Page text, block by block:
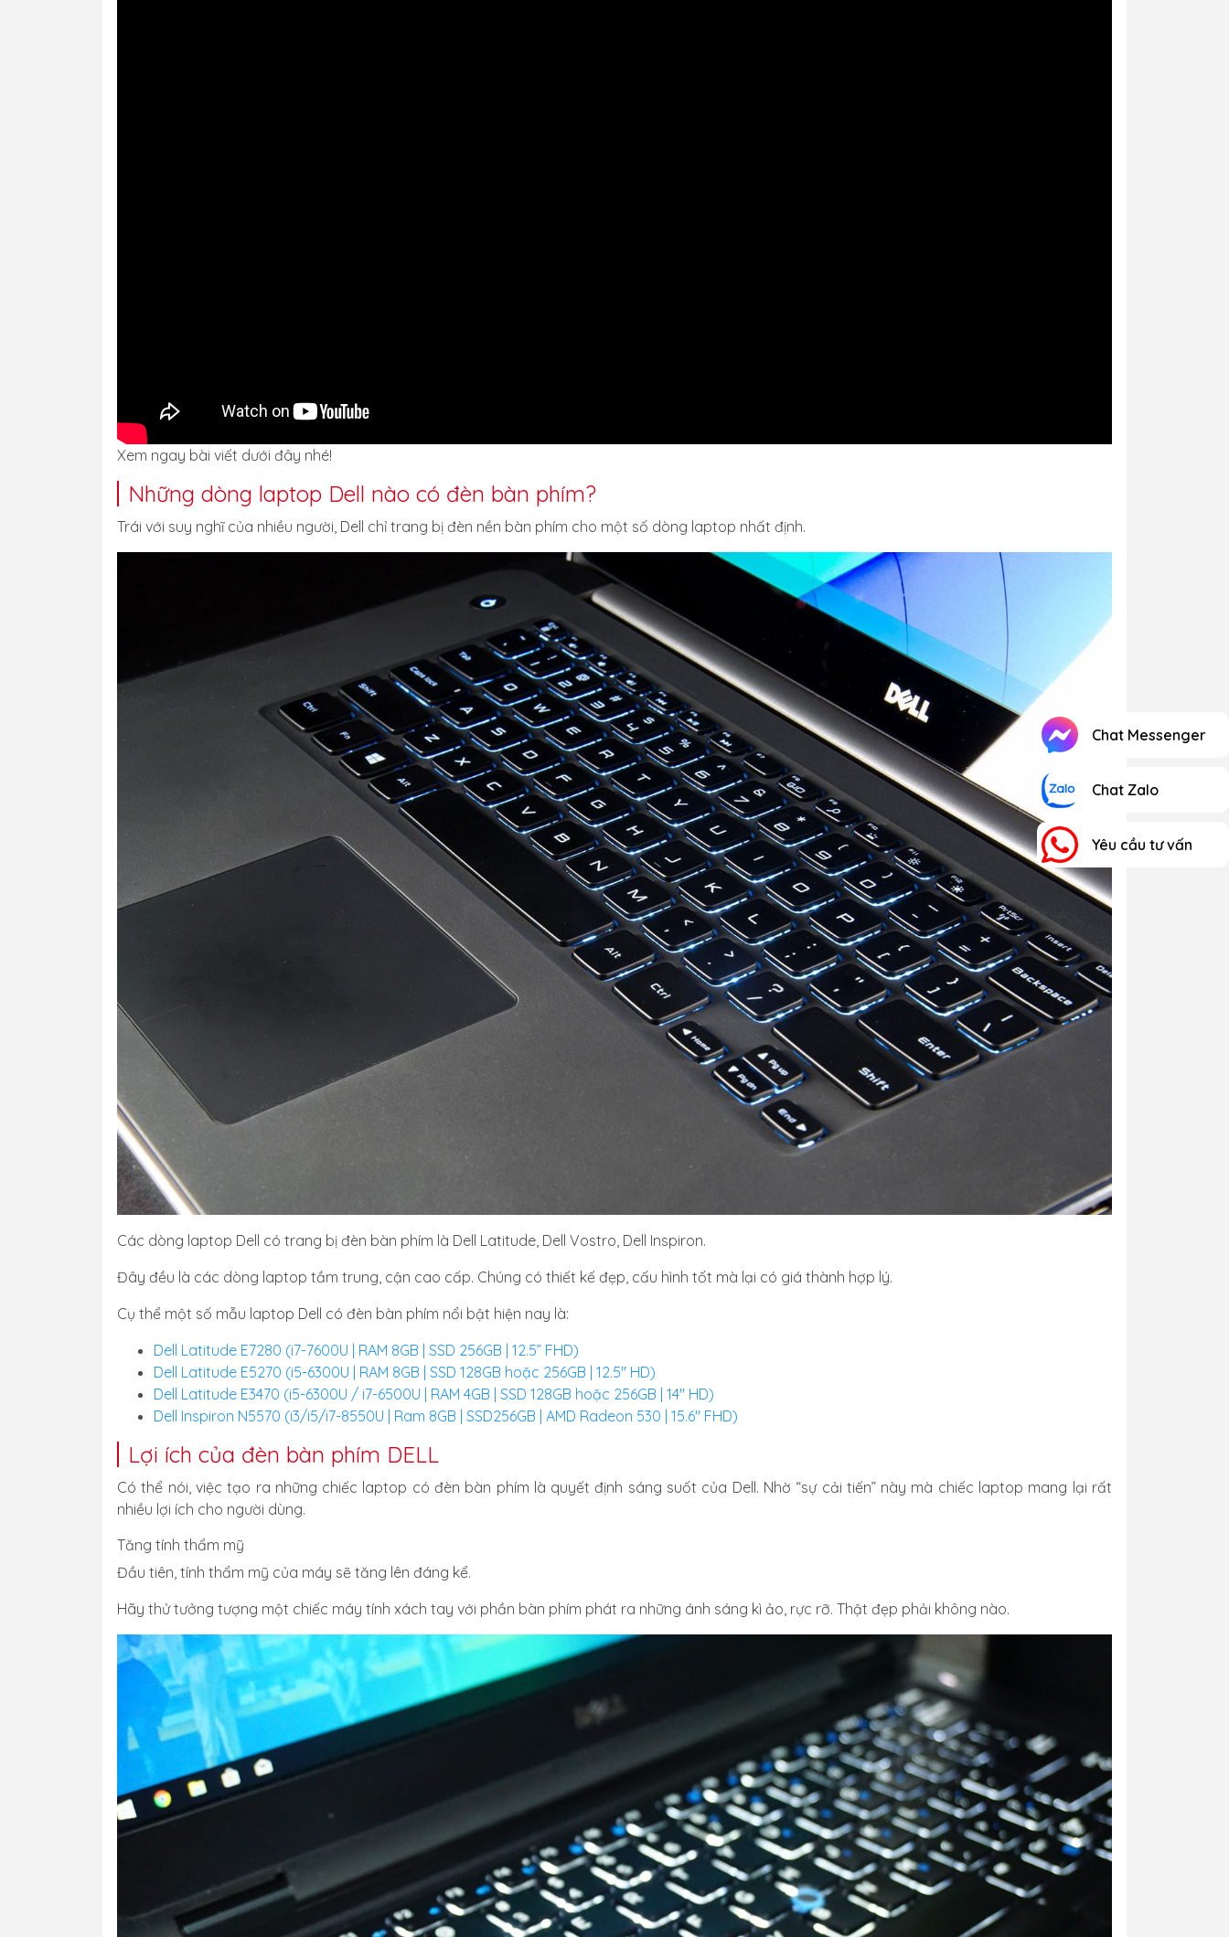
Xem ngay bài viết dưới đây nhé!
Những dòng laptop Dell nào có đèn bàn phím?
Trái với suy nghĩ của nhiều người, Dell chỉ trang bị đèn nền bàn phím cho một số dòng laptop nhất định.
Các dòng laptop Dell có trang bị đèn bàn phím là Dell Latitude, Dell Vostro, Dell Inspiron.
Đây đều là các dòng laptop tầm trung, cận cao cấp. Chúng có thiết kế đẹp, cấu hình tốt mà lại có giá thành hợp lý.
Cụ thể một số mẫu laptop Dell có đèn bàn phím nổi bật hiện nay là:
Dell Latitude E7280 (i7-7600U | RAM 8GB | SSD 256GB | 12.5” FHD)
Dell Latitude E5270 (i5-6300U | RAM 8GB | SSD 128GB hoặc 256GB | 12.5" HD)
Dell Latitude E3470 (i5-6300U / i7-6500U | RAM 4GB | SSD 128GB hoặc 256GB | 14" HD)
Dell Inspiron N5570 (i3/i5/i7-8550U | Ram 8GB | SSD256GB | AMD Radeon 530 | 15.6" FHD)
Lợi ích của đèn bàn phím DELL
Có thể nói, việc tạo ra những chiếc laptop có đèn bàn phím là quyết định sáng suốt của Dell. Nhờ “sự cải tiến” này mà chiếc laptop mang lại rất
nhiều lợi ích cho người dùng.
Tăng tính thẩm mỹ
Đầu tiên, tính thẩm mỹ của máy sẽ tăng lên đáng kể.
Hãy thử tưởng tượng một chiếc máy tính xách tay với phần bàn phím phát ra những ánh sáng kì ảo, rực rỡ. Thật đẹp phải không nào.
Chat Messenger
Chat Zalo
Yêu cầu tư vấn